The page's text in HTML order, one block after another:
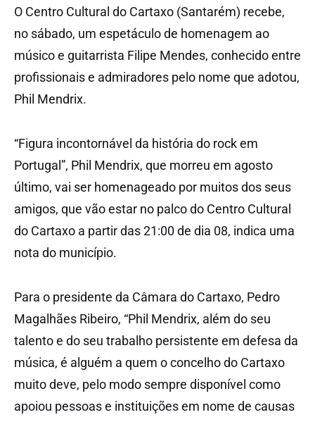
O Centro Cultural do Cartaxo (Santarém) recebe,
no sábado, um espetáculo de homenagem ao
músico e guitarrista Filipe Mendes, conhecido entre
profissionais e admiradores pelo nome que adotou,
Phil Mendrix.
“Figura incontornável da história do rock em
Portugal”, Phil Mendrix, que morreu em agosto
último, vai ser homenageado por muitos dos seus
amigos, que vão estar no palco do Centro Cultural
do Cartaxo a partir das 21:00 de dia 08, indica uma
nota do município.
Para o presidente da Câmara do Cartaxo, Pedro
Magalhães Ribeiro, “Phil Mendrix, além do seu
talento e do seu trabalho persistente em defesa da
música, é alguém a quem o concelho do Cartaxo
muito deve, pelo modo sempre disponível como
apoiou pessoas e instituições em nome de causas